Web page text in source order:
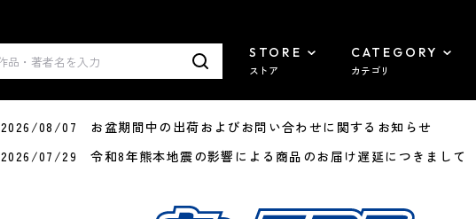
STORE
ストア
CATEGORY
カテゴリ
2026/08/07 お盆期間中の出荷およびお問い合わせに関するお知らせ
2026/07/29 令和8年熊本地震の影響による商品のお届け遅延につきまして